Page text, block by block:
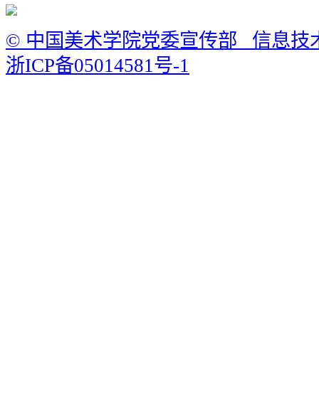
© 中国美术学院党委宣传部 信息技
浙ICP备05014581号-1